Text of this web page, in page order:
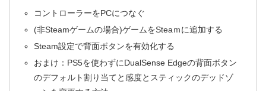
コントローラーをPCにつなぐ
(非Steamゲームの場合)ゲームをSteaｍに追加する
Steam設定で背面ボタンを有効化する
おまけ：PS5を使わずにDualSense Edgeの背面ボタン
のデフォルト割り当てと感度とスティックのデッドゾ